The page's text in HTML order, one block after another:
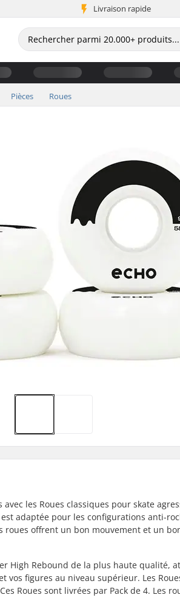
Livraison rapide
Pièces Roues
avec les Roues classiques pour skate
adaptée pour les configurations anti-
roues offrent un bon mouvement et un
High Rebound de la plus haute qualité,
vos figures au niveau supérieur. Les
Roues sont livrées par Pack de 4. Les